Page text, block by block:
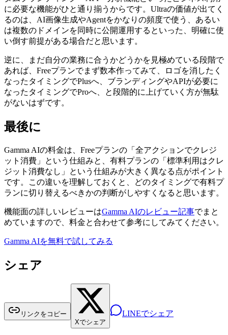
に必要な機能がひと通り揃うからです。Ultraの価値が出てく
るのは、AI画像生成やAgentをかなりの頻度で使う、あるい
は複数のドメインを同時に公開運用するといった、明確に使
い倒す前提がある場合だと思います。
逆に、まだ自分の業務に合うかどうかを見極めている段階で
あれば、Freeプランでまず数本作ってみて、ロゴを消したく
なったタイミングでPlusへ、ブランディングやAPIが必要に
なったタイミングでProへ、と段階的に上げていく方が無駄
がないはずです。
最後に
Gamma AIの料金は、Freeプランの「全アクションでクレジ
ット消費」という仕組みと、有料プランの「標準利用はクレ
ジット消費なし」という仕組みが大きく異なる点がポイント
です。この違いを理解しておくと、どのタイミングで有料プ
ランに切り替えるべきかの判断がしやすくなると思います。
機能面の詳しいレビューはGamma AIのレビュー記事でまと
めていますので、料金と合わせて参考にしてみてください。
Gamma AIを無料で試してみる
シェア
リンクをコピー
Xでシェア
LINEでシェア